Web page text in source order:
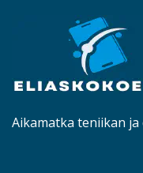
Aikamatka teniikan